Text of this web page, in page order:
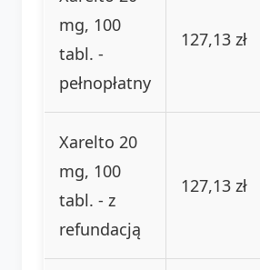
mg, 100
tabl. -
pełnopłatny
127,13 zł
Xarelto 20
mg, 100
tabl. - z
refundacją
127,13 zł